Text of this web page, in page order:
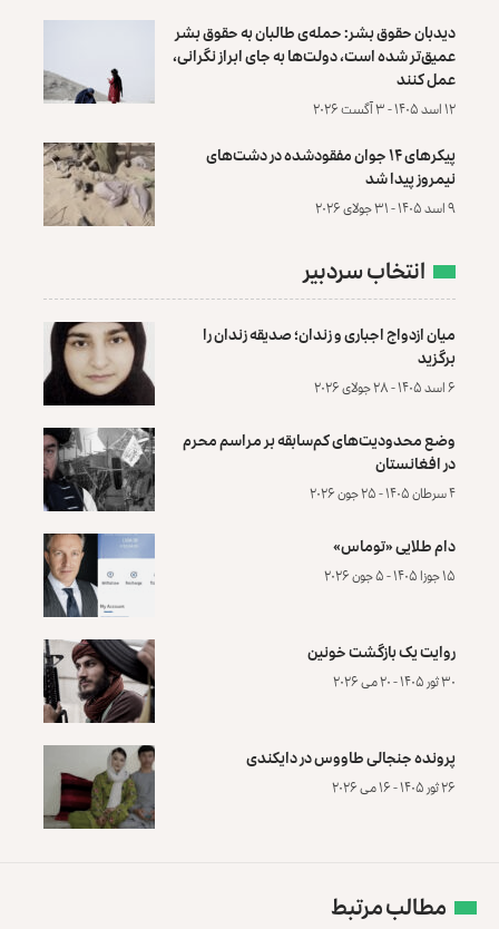
دیدبان حقوق بشر: حمله‌ی طالبان به حقوق بشر
عمیق‌تر شده است، دولت‌ها به جای ابراز نگرانی،
عمل کنند
۱۲ اسد ۱۴۰۵ - ۳ آگست ۲۰۲۶
پیکرهای ۱۴ جوان مفقودشده در دشت‌های
نیمروز پیدا شد
۹ اسد ۱۴۰۵ - ۳۱ جولای ۲۰۲۶
انتخاب سردبیر
میان ازدواج اجباری و زندان؛ صدیقه زندان را
برگزید
۶ اسد ۱۴۰۵ - ۲۸ جولای ۲۰۲۶
وضع محدودیت‌های کم‌سابقه بر مراسم محرم
در افغانستان
۴ سرطان ۱۴۰۵ - ۲۵ جون ۲۰۲۶
دام طلایی «توماس»
۱۵ جوزا ۱۴۰۵ - ۵ جون ۲۰۲۶
روایت یک بازگشت خونین
۳۰ ثور ۱۴۰۵ - ۲۰ می ۲۰۲۶
پرونده‌ جنجالی طاووس در دایکندی
۲۶ ثور ۱۴۰۵ - ۱۶ می ۲۰۲۶
مطالب مرتبط